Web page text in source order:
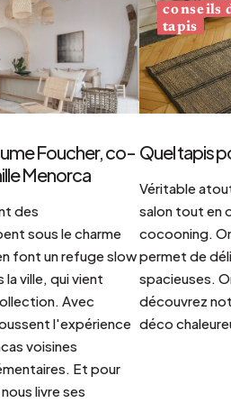
Foucher, co-
Menorca
des
sous le charme
font un refuge slow
la ville, qui vient
Avec
l'expérience
voisines
Et pour
livre ses
conseils
tapis
Quel tapis
Véritable
salon tout en
cocooning.
permet de
spacieuses.
découvrez
déco